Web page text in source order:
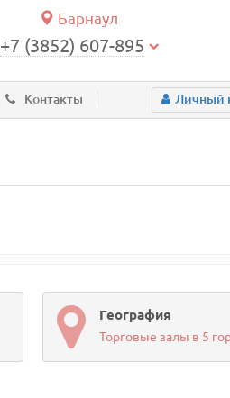
Барнаул
+7 (3852) 607-895
Контакты Личный
География
Торговые залы в 5